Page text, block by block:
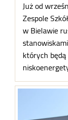
Już od
Zespole
w Bielawie
których